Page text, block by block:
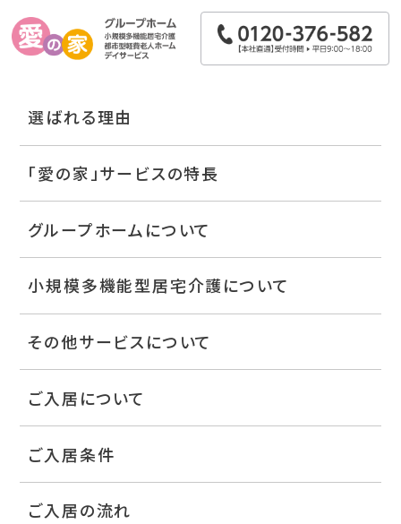
選ばれる理由
「愛の家」サービスの特長
グループホームについて
小規模多機能型居宅介護について
その他サービスについて
ご入居について
ご入居条件
ご入居の流れ